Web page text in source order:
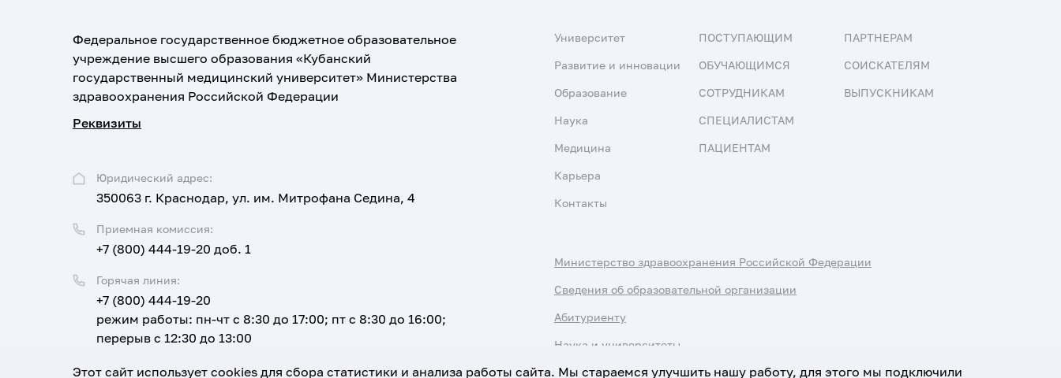
Федеральное государственное бюджетное образовательное
учреждение высшего образования «Кубанский
государственный медицинский университет» Министерства
здравоохранения Российской Федерации
Реквизиты
Юридический адрес:
350063 г. Краснодар, ул. им. Митрофана Седина, 4
Приемная комиссия:
+7 (800) 444-19-20 доб. 1
Горячая линия:
+7 (800) 444-19-20
режим работы: пн-чт с 8:30 до 17:00; пт с 8:30 до 16:00;
перерыв с 12:30 до 13:00
Email:
Университет
Развитие и инновации
Образование
Наука
Медицина
Карьера
Контакты
ПОСТУПАЮЩИМ
ОБУЧАЮЩИМСЯ
СОТРУДНИКАМ
СПЕЦИАЛИСТАМ
ПАЦИЕНТАМ
ПАРТНЕРАМ
СОИСКАТЕЛЯМ
ВЫПУСКНИКАМ
Министерство здравоохранения Российской Федерации
Сведения об образовательной организации
Абитуриенту
Наука и университеты
Этот сайт использует cookies для сбора статистики и анализа работы сайта. Мы стараемся улучшить нашу работу, для этого мы подключили